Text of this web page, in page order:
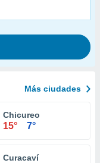
Más ciudades
Chicureo
15° 7°
Curacaví